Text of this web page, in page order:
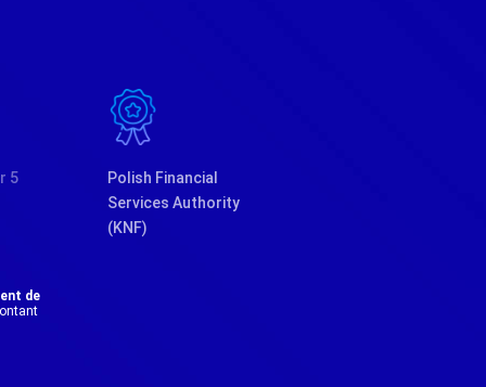
5
Polish Financial
Services Authority
(KNF)
de